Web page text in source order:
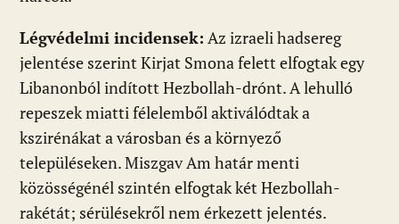
Légvédelmi incidensek: Az izraeli hadsereg
jelentése szerint Kirjat Smona felett elfogtak egy
Libanonból indított Hezbollah-drónt. A lehulló
repeszek miatti félelemből aktiválódtak a
kszirénákat a városban és a környező
településeken. Miszgav Am határ menti
közösségénél szintén elfogtak két Hezbollah-
rakétát; sérülésekről nem érkezett jelentés.